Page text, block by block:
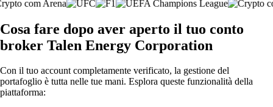
Cosa fare dopo aver aperto il tuo conto
broker Talen Energy Corporation
Con il tuo account completamente verificato, la gestione del
portafoglio è tutta nelle tue mani. Esplora queste funzionalità della
piattaforma: